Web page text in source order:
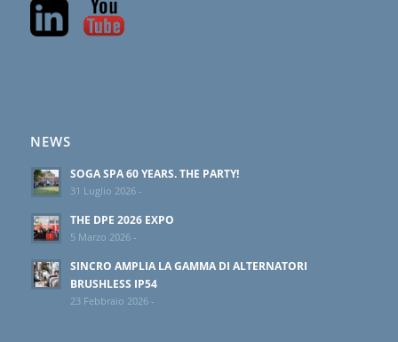
NEWS
SOGA SPA 60 YEARS. THE PARTY!
31 Luglio 2026 -
THE DPE 2026 EXPO
5 Marzo 2026 -
SINCRO AMPLIA LA GAMMA DI ALTERNATORI
BRUSHLESS IP54
23 Febbraio 2026 -